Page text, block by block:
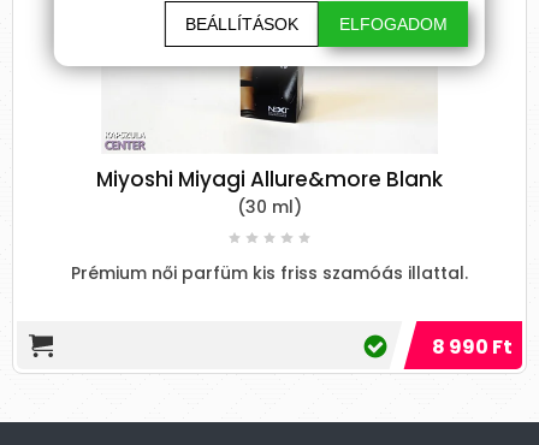
Miyoshi Miyagi Allure&more Blank
(30 ml)
Prémium női parfüm kis friss szamóás illattal.
8 990 Ft
BEÁLLÍTÁSOK ELFOGADOM